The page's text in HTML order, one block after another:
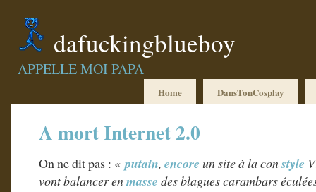
dafuckingblueboy
APPELLE MOI PAPA
Home DansTonCosplay
A mort Internet 2.0
On ne dit pas : «putain, encore un site à la constyle
vont balancer enmasse des blagues carambars